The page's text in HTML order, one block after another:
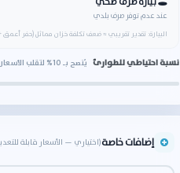
عند عدم توفر صرف بلدي
البيارة: تقدير تقريبي ≈ ضعف تكلفة خزان مماثل (حفر أعمق + جدران)؛ يتراوح فعلياً
نسبة احتياطي للطوارئ يُنصح بـ 10% لتقلب الأسعار والمتغيرات
إضافات خاصة(اختياري — الأسعار قابلة